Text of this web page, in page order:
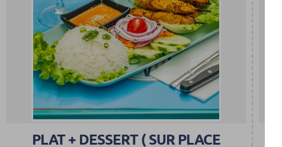
PLAT + DESSERT ( SUR PLACE